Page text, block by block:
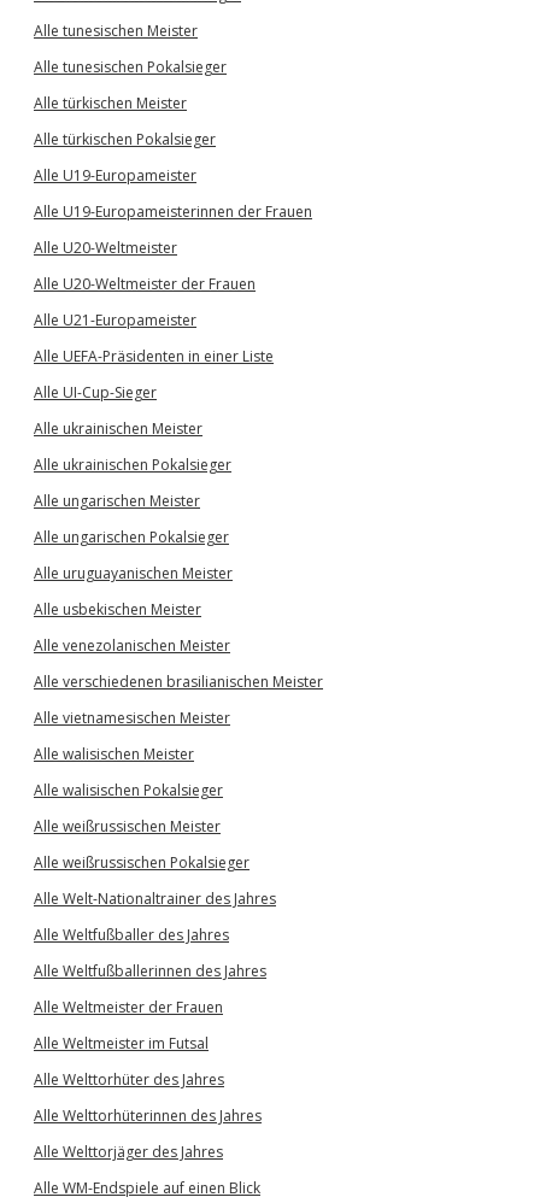
Alle tunesischen Meister
Alle tunesischen Pokalsieger
Alle türkischen Meister
Alle türkischen Pokalsieger
Alle U19-Europameister
Alle U19-Europameisterinnen der Frauen
Alle U20-Weltmeister
Alle U20-Weltmeister der Frauen
Alle U21-Europameister
Alle UEFA-Präsidenten in einer Liste
Alle UI-Cup-Sieger
Alle ukrainischen Meister
Alle ukrainischen Pokalsieger
Alle ungarischen Meister
Alle ungarischen Pokalsieger
Alle uruguayanischen Meister
Alle usbekischen Meister
Alle venezolanischen Meister
Alle verschiedenen brasilianischen Meister
Alle vietnamesischen Meister
Alle walisischen Meister
Alle walisischen Pokalsieger
Alle weißrussischen Meister
Alle weißrussischen Pokalsieger
Alle Welt-Nationaltrainer des Jahres
Alle Weltfußballer des Jahres
Alle Weltfußballerinnen des Jahres
Alle Weltmeister der Frauen
Alle Weltmeister im Futsal
Alle Welttorhüter des Jahres
Alle Welttorhüterinnen des Jahres
Alle Welttorjäger des Jahres
Alle WM-Endspiele auf einen Blick